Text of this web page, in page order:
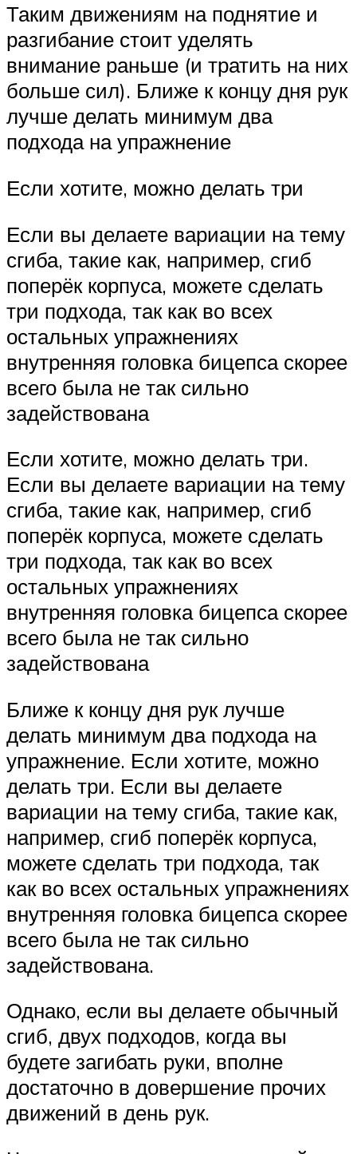
Таким движениям на поднятие и
разгибание стоит уделять
внимание раньше (и тратить на них
больше сил). Ближе к концу дня рук
лучше делать минимум два
подхода на упражнение
Если хотите, можно делать три
Если вы делаете вариации на тему
сгиба, такие как, например, сгиб
поперёк корпуса, можете сделать
три подхода, так как во всех
остальных упражнениях
внутренняя головка бицепса скорее
всего была не так сильно
задействована
Если хотите, можно делать три.
Если вы делаете вариации на тему
сгиба, такие как, например, сгиб
поперёк корпуса, можете сделать
три подхода, так как во всех
остальных упражнениях
внутренняя головка бицепса скорее
всего была не так сильно
задействована
Ближе к концу дня рук лучше
делать минимум два подхода на
упражнение. Если хотите, можно
делать три. Если вы делаете
вариации на тему сгиба, такие как,
например, сгиб поперёк корпуса,
можете сделать три подхода, так
как во всех остальных упражнениях
внутренняя головка бицепса скорее
всего была не так сильно
задействована.
Однако, если вы делаете обычный
сгиб, двух подходов, когда вы
будете загибать руки, вполне
достаточно в довершение прочих
движений в день рук.